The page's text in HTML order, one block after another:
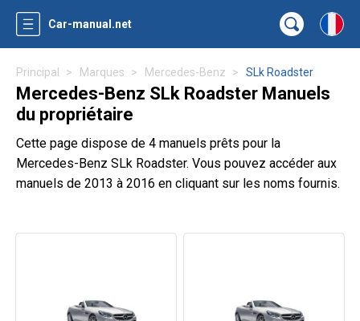
Car-manual.net
Principal Marques Mercedes-Benz SLk Roadster
Mercedes-Benz SLk Roadster Manuels
du propriétaire
Cette page dispose de 4 manuels prêts pour la
Mercedes-Benz SLk Roadster. Vous pouvez accéder aux
manuels de 2013 à 2016 en cliquant sur les noms fournis.